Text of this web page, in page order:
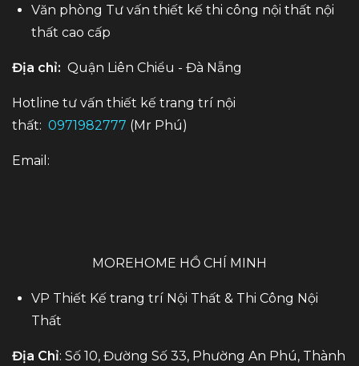
Văn phòng Tư vấn thiết kế thi công nội thất nội
thất cao cấp
Địa chỉ: Quận Liên Chiểu - Đà Nẵng
Hotline tư vấn thiết kế trang trí nội
thất: 0971982777 (Mr Phú)
Email:
MOREHOME HỒ CHÍ MINH
VP Thiết Kế trang trí Nội Thất & Thi Công Nội
Thất
Địa Chỉ: Số 10, Đường Số 33, Phường An Phú, Thành